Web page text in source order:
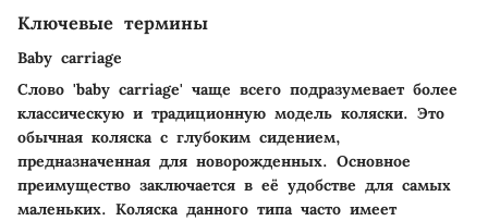
Ключевые термины
Baby carriage
Слово 'baby carriage' чаще всего подразумевает более
классическую и традиционную модель коляски. Это
обычная коляска с глубоким сидением,
предназначенная для новорожденных. Основное
преимущество заключается в её удобстве для самых
маленьких. Коляска данного типа часто имеет